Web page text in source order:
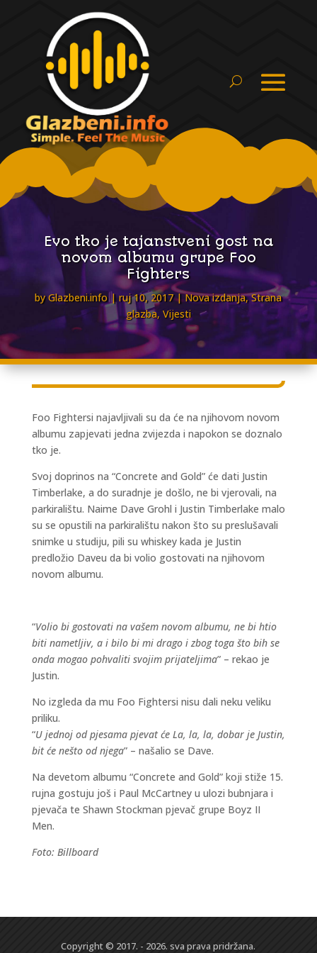
Evo tko je tajanstveni gost na
novom albumu grupe Foo
Fighters
byGlazbeni.info ruj 10, 2017 Nova izdanja,Strana
glazba, Vijesti
Foo Fightersi najavljivali su da će na njihovom novom
albumu zapjevati jedna zvijezda i napokon se doznalo
tko je.
Svoj doprinos na “Concrete and Gold” će dati Justin
Timberlake, a do suradnje je došlo, ne bi vjerovali, na
parkiralištu. Naime Dave Grohl i Justin Timberlake malo
su se opustili na parkiralištu nakon što su preslušavali
snimke u studiju, pili su whiskey kada je Justin
predložio Daveu da bi volio gostovati na njihovom
novom albumu.
“Volio bi gostovati na vašem novom albumu, ne bi htio
biti nametljiv, a i bilo bi mi drago i zbog toga što bih se
onda mogao pohvaliti svojim prijateljima” – rekao je
Justin.
No izgleda da mu Foo Fightersi nisu dali neku veliku
priliku.
“U jednoj od pjesama pjevat će La, la, la, dobar je Justin,
bit će nešto od njega” – našalio se Dave.
Na devetom albumu “Concrete and Gold” koji stiže 15.
rujna gostuju još i Paul McCartney u ulozi bubnjara i
pjevača te Shawn Stockman pjevač grupe Boyz II
Men.
Foto: Billboard
Copyright © 2017. - 2026. sva prava pridržana.